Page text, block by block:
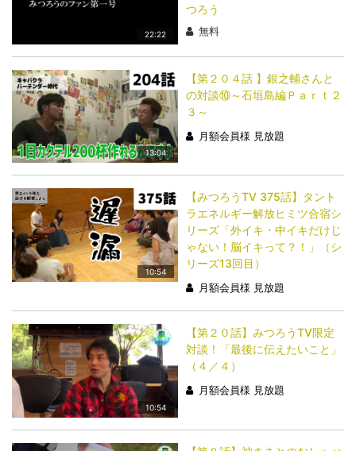
22:22
つろう
無料
13:04
【第２０４話 】銀之輔さんと
の対談⑩～石垣島編Ｐａｒｔ２
３～
月額会員様 見放題
10:54
【みつろうTV 375話】タント
ラエネルギー解放ヒミツ合宿シ
リーズ「外イキ・中イキだけじ
ゃない！脳イキって？！」（シ
リーズ13回目）
月額会員様 見放題
10:54
【第２０話】みつろうTV限定
対談！「最後に伝えたいこと」
（４／４）
月額会員様 見放題